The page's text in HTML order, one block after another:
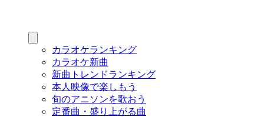
カラオケランキング
カラオケ新曲
新曲トレンドランキング
本人映像で楽しもう
旬のアニソンを歌おう
定番曲・盛り上がる曲